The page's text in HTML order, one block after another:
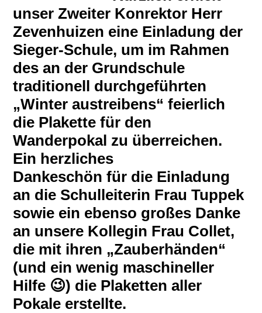
unser Zweiter Konrektor Herr
Zevenhuizen eine Einladung der
Sieger-Schule, um im Rahmen
des an der Grundschule
traditionell durchgeführten
„Winter austreibens“ feierlich
die Plakette für den
Wanderpokal zu überreichen.
Ein herzliches
Dankeschön für die Einladung
an die Schulleiterin Frau Tuppek
sowie ein ebenso großes Danke
an unsere Kollegin Frau Collet,
die mit ihren „Zauberhänden“
(und ein wenig maschineller
Hilfe 😉) die Plaketten aller
Pokale erstellte.